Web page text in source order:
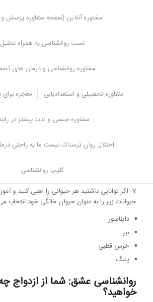
مشاوره آنلاین (صفحه مشاوره پرسش
تست روانشناسی به همراه تحلیل
مشاوره روانشناسی و درمان های
مشاوره تحصیلی و استعدادیابی معجزه
مشاوره جنسی و لذت بیشتر در
اختلال روان ترسناک نیست ما به راحتی
کلیپ روانشناسی
روانشناسی عشق: آیا شما به او
انسان: شما به جامعه و اخلاق احترام می گذارید، پس
خوک: شما نمی توانید در برابر هوس هایتان مقاومت
گاو: شما سخت تلاش می کنید، این کار را انجام
پرنده: شما هرگز نمی توانید ثابت و پایدار باشید، شما
مناسب نیستید و نمی خواهید قبول کنید.
7- اگر توانایی داشتید هر حیوانی را اهلی کنید و
حیوانات زیر را به عنوان حیوان خانگی خود انتخاب
دایناسور
ببر
خرس قطبی
پلنگ
روانشناسی عشق: شما از ازدواج
خواهید؟